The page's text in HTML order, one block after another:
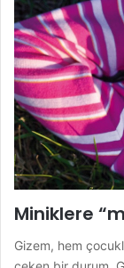
Miniklere
Gizem, hem